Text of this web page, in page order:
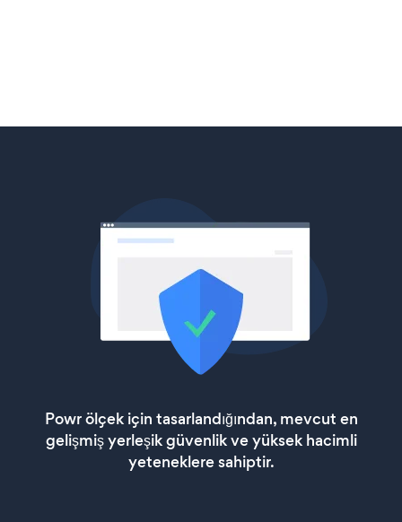
Powr ölçek için tasarlandığından, mevcut en
gelişmiş yerleşik güvenlik ve yüksek hacimli
yeteneklere sahiptir.